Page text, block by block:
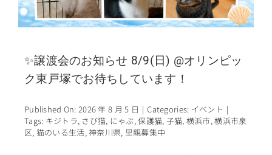
✨譲渡会のお知らせ 8/9(日) @オリンピッ
ク東戸塚でお待ちしています！
Published On: 2026 年 8 月 5 日 | Categories: イベント |
Tags: キジトラ, さび猫, にゃぶ,保護猫, 子猫, 横浜市,横浜市泉
区, 猫のいる生活,神奈川県, 里親募集中